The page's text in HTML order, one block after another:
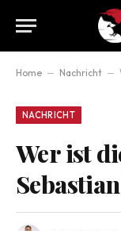
Home – Nachricht –
NACHRICHT
Wer ist